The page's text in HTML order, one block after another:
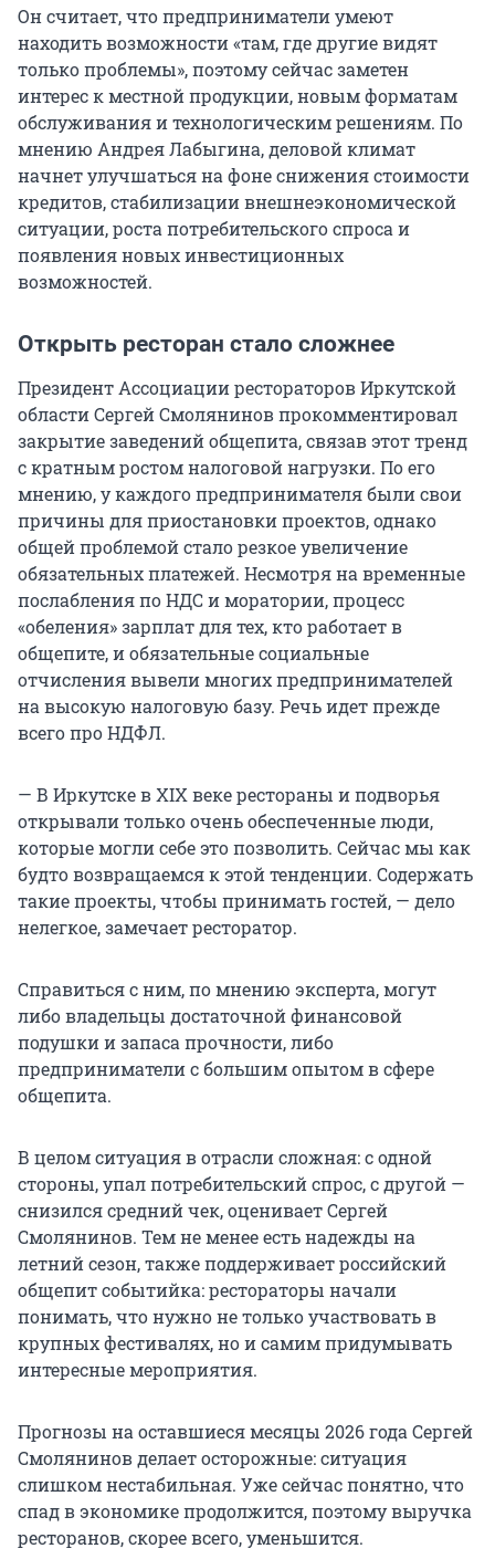
Он считает, что предприниматели умеют
находить возможности «там, где другие видят
только проблемы», поэтому сейчас заметен
интерес к местной продукции, новым форматам
обслуживания и технологическим решениям. По
мнению Андрея Лабыгина, деловой климат
начнет улучшаться на фоне снижения стоимости
кредитов, стабилизации внешнеэкономической
ситуации, роста потребительского спроса и
появления новых инвестиционных
возможностей.
Открыть ресторан стало сложнее
Президент Ассоциации рестораторов Иркутской
области Сергей Смолянинов прокомментировал
закрытие заведений общепита, связав этот тренд
с кратным ростом налоговой нагрузки. По его
мнению, у каждого предпринимателя были свои
причины для приостановки проектов, однако
общей проблемой стало резкое увеличение
обязательных платежей. Несмотря на временные
послабления по НДС и моратории, процесс
«обеления» зарплат для тех, кто работает в
общепите, и обязательные социальные
отчисления вывели многих предпринимателей
на высокую налоговую базу. Речь идет прежде
всего про НДФЛ.
— В Иркутске в XIX веке рестораны и подворья
открывали только очень обеспеченные люди,
которые могли себе это позволить. Сейчас мы как
будто возвращаемся к этой тенденции. Содержать
такие проекты, чтобы принимать гостей, — дело
нелегкое, замечает ресторатор.
Справиться с ним, по мнению эксперта, могут
либо владельцы достаточной финансовой
подушки и запаса прочности, либо
предприниматели с большим опытом в сфере
общепита.
В целом ситуация в отрасли сложная: с одной
стороны, упал потребительский спрос, с другой —
снизился средний чек, оценивает Сергей
Смолянинов. Тем не менее есть надежды на
летний сезон, также поддерживает российский
общепит событийка: рестораторы начали
понимать, что нужно не только участвовать в
крупных фестивалях, но и самим придумывать
интересные мероприятия.
Прогнозы на оставшиеся месяцы 2026 года Сергей
Смолянинов делает осторожные: ситуация
слишком нестабильная. Уже сейчас понятно, что
спад в экономике продолжится, поэтому выручка
ресторанов, скорее всего, уменьшится.